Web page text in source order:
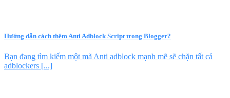
Hướng dẫn cách thêm Anti Adblock Script trong Blogger?
Bạn đang tìm kiếm một mã Anti adblock mạnh mẽ sẽ chặn tất cả
adblockers [...]